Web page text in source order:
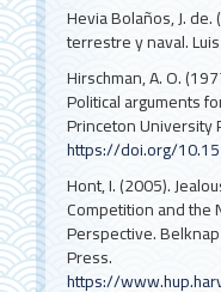
Hevia Bolaños, J.
terrestre y naval.
Hirschman, A. O.
Political arguments
Princeton University
https://doi.org/
Hont, I. (2005).
Competition and the
Perspective.
Press.
https://